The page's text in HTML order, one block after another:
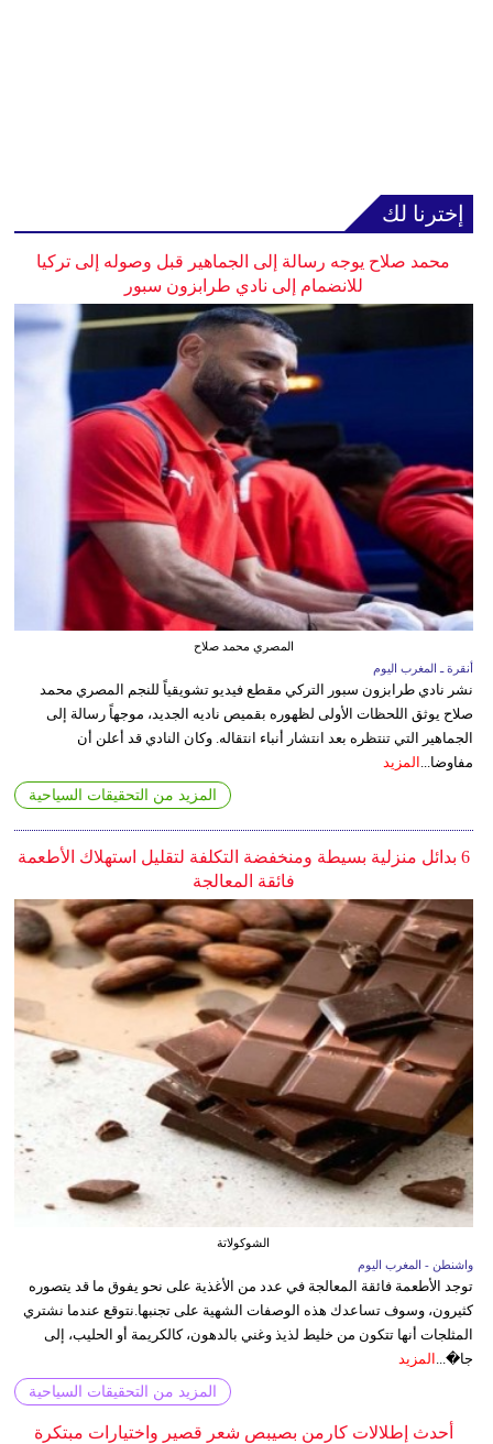
إخترنا لك
محمد صلاح يوجه رسالة إلى الجماهير قبل وصوله إلى تركيا
للانضمام إلى نادي طرابزون سبور
المصري محمد صلاح
أنقرة ـ المغرب اليوم
نشر نادي طرابزون سبور التركي مقطع فيديو تشويقياً للنجم المصري محمد
صلاح يوثق اللحظات الأولى لظهوره بقميص ناديه الجديد، موجهاً رسالة إلى
الجماهير التي تنتظره بعد انتشار أنباء انتقاله. وكان النادي قد أعلن أن
مفاوضا... المزيد
المزيد من التحقيقات السياحية
6 بدائل منزلية بسيطة ومنخفضة التكلفة لتقليل استهلاك الأطعمة
فائقة المعالجة
الشوكولاتة
واشنطن - المغرب اليوم
توجد الأطعمة فائقة المعالجة في عدد من الأغذية على نحو يفوق ما قد يتصوره
كثيرون، وسوف تساعدك هذه الوصفات الشهية على تجنبها.نتوقع عندما نشتري
المثلجات أنها تتكون من خليط لذيذ وغني بالدهون، كالكريمة أو الحليب، إلى
جا�... المزيد
المزيد من التحقيقات السياحية
أحدث إطلالات كارمن بصيبص شعر قصير واختيارات مبتكرة